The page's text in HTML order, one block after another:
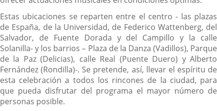
Estas ubicaciones se reparten entre el centro - las plazas
de España, de la Universidad, de Federico Wattenberg, del
Salvador, de Fuente Dorada y del Campillo y la calle
Solanilla- y los barrios – Plaza de la Danza (Vadillos), Parque
de la Paz (Delicias), calle Real (Puente Duero) y Alberto
Fernández (Rondilla)-. Se pretende, así, llevar el espíritu de
esta celebración a todos los rincones de la ciudad, para
que pueda disfrutar del programa el mayor número de
personas posible.